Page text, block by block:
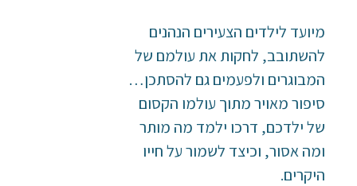
מיועד לילדים הצעירים הנהנים
להשתובב, לחקות את עולמם של
המבוגרים ולפעמים גם להסתכן…
סיפור מאויר מתוך עולמו הקסום
של ילדכם, דרכו ילמד מה מותר
ומה אסור, וכיצד לשמור על חייו
היקרים.